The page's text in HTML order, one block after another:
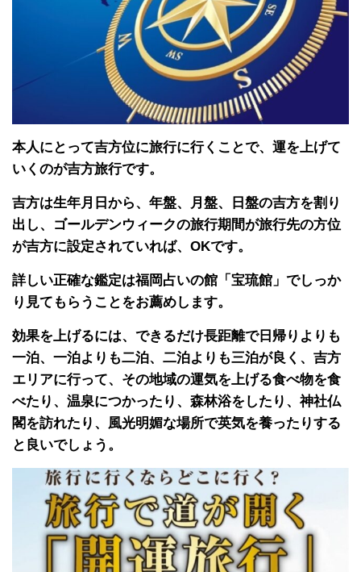
本人にとって吉方位に旅行に行くことで、運を上げて
いくのが吉方旅行です。
吉方は生年月日から、年盤、月盤、日盤の吉方を割り
出し、ゴールデンウィークの旅行期間が旅行先の方位
が吉方に設定されていれば、OKです。
詳しい正確な鑑定は福岡占いの館「宝琉館」でしっか
り見てもらうことをお薦めします。
効果を上げるには、できるだけ長距離で日帰りよりも
一泊、一泊よりも二泊、二泊よりも三泊が良く、吉方
エリアに行って、その地域の運気を上げる食べ物を食
べたり、温泉につかったり、森林浴をしたり、神社仏
閣を訪れたり、風光明媚な場所で英気を養ったりする
と良いでしょう。